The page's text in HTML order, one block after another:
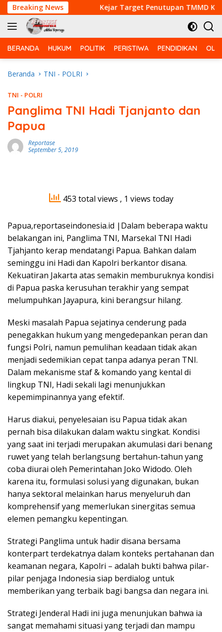
Langsung
ke
konten
Breaking News
PMK Kejar Target Penutupan TMMD Ke-129,
BERANDA HUKUM POLITIK PERISTIWA PENDIDIKAN
Beranda TNI - POLRI
TNI - POLRI
Panglima TNI Hadi Tjanjanto dan
Papua
Reportase
September 5, 2019
453 total views , 1 views today
Papua,reportaseindonesia.id |Dalam beberapa waktu
belakangan ini, Panglima TNI, Marsekal TNI Hadi
Tjahjanto kerap mendatangi Papua. Bahkan dalam
seminggu ini Hadi dan Kapolri berkantor disana.
Kekuatiran Jakarta atas semakin memburuknya kondisi
di Papua paska kerusuhan terakhir yang sempat
melumpuhkan Jayapura, kini berangsur hilang.
Meski masalah Papua sejatinya cenderung pada
penegakkan hukum yang mengedepankan peran dan
fungsi Polri, namun pemulihan keadaan tidak akan
menjadi sedemikian cepat tanpa adanya peran TNI.
Dalam mekanisme staf & komando yang kental di
lingkup TNI, Hadi sekali lagi menunjukkan
kepemimpinannya yang efektif.
Harus diakui, penyelesaian isu Papua tidak akan
pernah bisa dilakukan dalam waktu singkat. Kondisi
yang saat ini terjadi merupakan akumulasi dari benang
ruwet yang telah berlangsung bertahun-tahun yang
coba diurai oleh Pemerintahan Joko Widodo. Oleh
karena itu, formulasi solusi yang digunakan, bukan
hanya sektoral melainkan harus menyeluruh dan
komprehensif yang memerlukan sinergitas semua
elemen pemangku kepentingan.
Strategi Panglima untuk hadir disana bersama
konterpart terdekatnya dalam konteks pertahanan dan
keamanan negara, Kapolri – adalah bukti bahwa pilar-
pilar penjaga Indonesia siap berdialog untuk
memberikan yang terbaik bagi bangsa dan negara ini.
Strategi Jenderal Hadi ini juga menunjukan bahwa ia
sangat memahami situasi yang terjadi dan mampu